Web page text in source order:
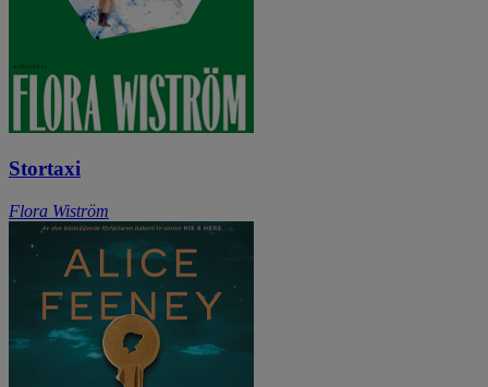
Stortaxi
Flora Wiström